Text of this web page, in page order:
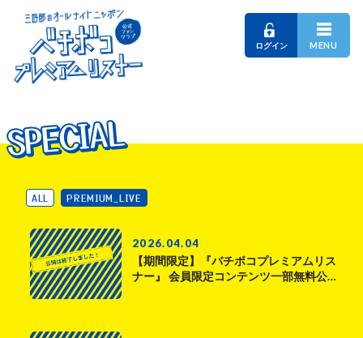
ログイン MENU
SPECIAL
SPECIAL
SPECIAL
ALL PREMIUM_LIVE
2026.04.04
【期間限定】『バチボコプレミアムリス
ナー』 会員限定コンテンツ一部無料公…